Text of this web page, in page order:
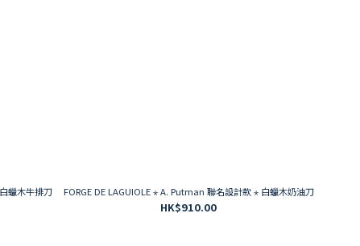
FORGE DE LAGUIOLE ⋆ A. Putman 聯名設計款 ⋆ 白蠟木奶油刀
HK$910.00